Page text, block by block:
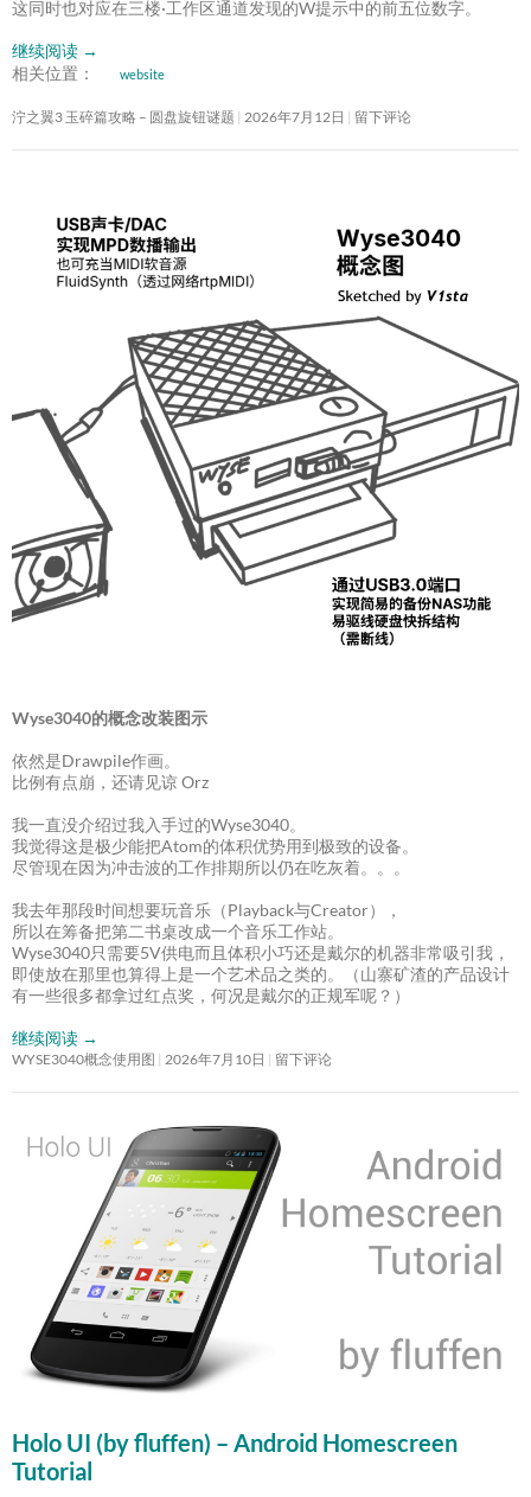
这同时也对应在三楼·工作区通道发现的W提示中的前五位数字。
继续阅读 →
相关位置：
website
泞之翼3 玉碎篇攻略 – 圆盘旋钮谜题 2026年7月12日 留下评论
Wyse3040的概念改装图示
依然是Drawpile作画。
比例有点崩，还请见谅 Orz
我一直没介绍过我入手过的Wyse3040。
我觉得这是极少能把Atom的体积优势用到极致的设备。
尽管现在因为冲击波的工作排期所以仍在吃灰着。。。
我去年那段时间想要玩音乐（Playback与Creator），
所以在筹备把第二书桌改成一个音乐工作站。
Wyse3040只需要5V供电而且体积小巧还是戴尔的机器非常吸引我，
即使放在那里也算得上是一个艺术品之类的。（山寨矿渣的产品设计
有一些很多都拿过红点奖，何况是戴尔的正规军呢？）
继续阅读 →
WYSE3040概念使用图 2026年7月10日 留下评论
Holo UI (by fluffen) – Android Homescreen
Tutorial